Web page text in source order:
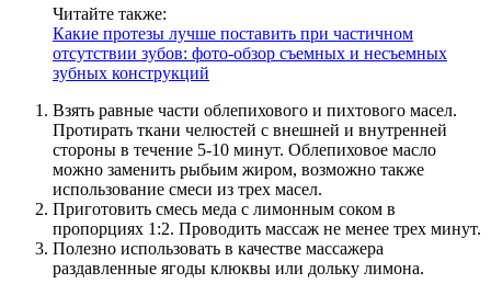
Читайте также:
Какие протезы лучше поставить при частичном
отсутствии зубов: фото-обзор съемных и несъемных
зубных конструкций
Взять равные части облепихового и пихтового масел.
Протирать ткани челюстей с внешней и внутренней
стороны в течение 5-10 минут. Облепиховое масло
можно заменить рыбьим жиром, возможно также
использование смеси из трех масел.
Приготовить смесь меда с лимонным соком в
пропорциях 1:2. Проводить массаж не менее трех минут.
Полезно использовать в качестве массажера
раздавленные ягоды клюквы или дольку лимона.